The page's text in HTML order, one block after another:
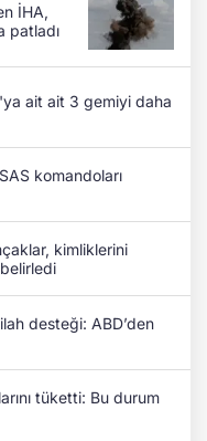
İHA,
patladı
ait ait 3 gemiyi daha
komandoları
kimliklerini
desteği: ABD’den
tüketti: Bu durum